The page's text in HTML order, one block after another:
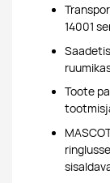
14001
Toote